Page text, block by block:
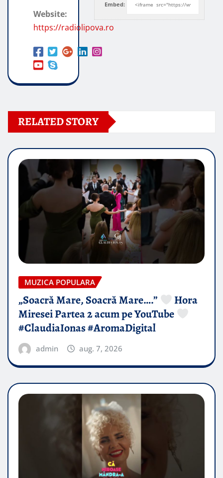
Embed:
Website:
https://radiolipova.ro
RELATED STORY
MUZICA POPULARA
„Soacră Mare, Soacră Mare….”
Hora
Miresei Partea 2 acum pe YouTube
#ClaudiaIonas #AromaDigital
admin aug. 7, 2026